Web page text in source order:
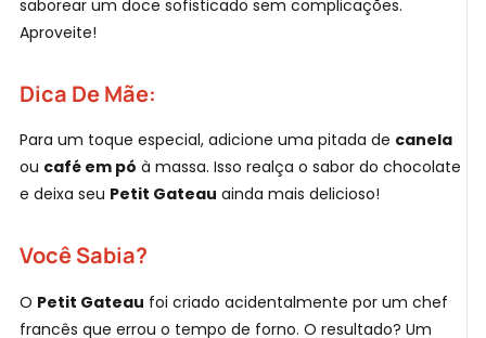
saborear um doce sofisticado sem complicações.
Aproveite!
Dica De Mãe:
Para um toque especial, adicione uma pitada de canela
ou café em pó à massa. Isso realça o sabor do chocolate
e deixa seu Petit Gateau ainda mais delicioso!
Você Sabia?
O Petit Gateau foi criado acidentalmente por um chef
francês que errou o tempo de forno. O resultado? Um